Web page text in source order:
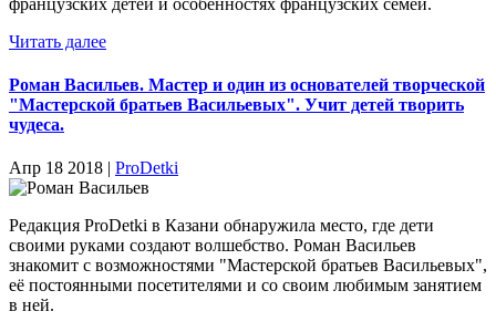
Читать далее
Роман Васильев. Мастер и один из основателей творческой
"Мастерской братьев Васильевых". Учит детей творить
чудеса.
Апр 18 2018 | ProDetki
Редакция ProDetki в Казани обнаружила место, где дети
своими руками создают волшебство. Роман Васильев
знакомит с возможностями "Мастерской братьев Васильевых",
её постоянными посетителями и со своим любимым занятием
в ней.